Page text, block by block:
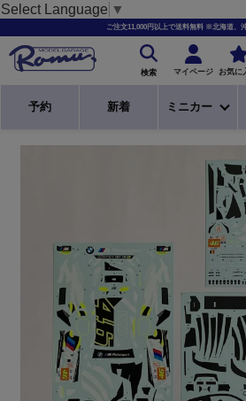
Select Language ▼
ご注文11,000円以上で送料無料 ※北海道、
検索 マイページ お気に
予約 新着 ミニカー